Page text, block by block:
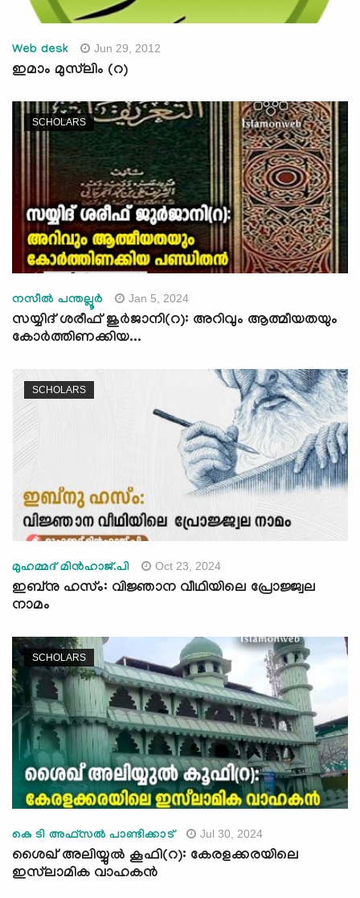
Web desk Jun 29, 2012
ഇമാം മുസ്‌ലിം (റ)
SCHOLARS
നസീൽ പന്തല്ലൂർ Jan 5, 2024
സയ്യിദ് ശരീഫ് ജുർജാനി(റ): അറിവും ആത്മീയതയും
കോർത്തിണക്കിയ...
SCHOLARS
മുഹമ്മദ് മിൻഹാജ്.പി Oct 23, 2024
ഇബ്നു ഹസ്ം: വിജ്ഞാന വീഥിയിലെ പ്രോജ്ജ്വല
നാമം
SCHOLARS
കെ ടി അഫ്സൽ പാണ്ടിക്കാട് Jul 30, 2024
ശൈഖ് അലിയ്യുൽ കൂഫി(റ): കേരളക്കരയിലെ
ഇസ്‍ലാമിക വാഹകൻ